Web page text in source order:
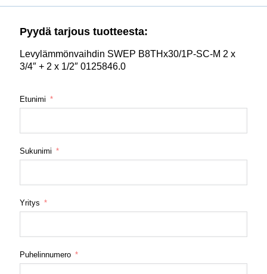
Pyydä tarjous tuotteesta:
Levylämmönvaihdin SWEP B8THx30/1P-SC-M 2 x
3/4″ + 2 x 1/2″ 0125846.0
Etunimi
Sukunimi
Yritys
Puhelinnumero